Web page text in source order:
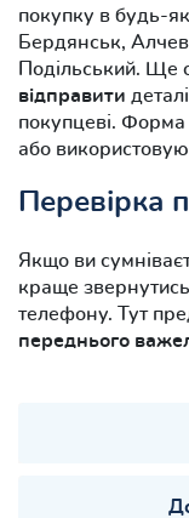
покупку в будь-
Бердянськ,
Подільський.
відправити
покупцеві.
або
Перевірка
Якщо ви
краще
телефону. Тут
переднього